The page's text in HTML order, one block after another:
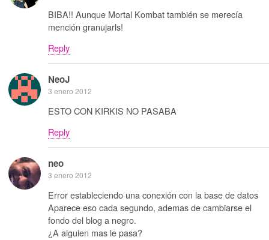
BIBA!! Aunque Mortal Kombat también se merecía
mención granujarls!
Reply
NeoJ
3 enero 2012
ESTO CON KIRKIS NO PASABA
Reply
neo
3 enero 2012
Error estableciendo una conexión con la base de datos
Aparece eso cada segundo, ademas de cambiarse el
fondo del blog a negro.
¿A alguien mas le pasa?